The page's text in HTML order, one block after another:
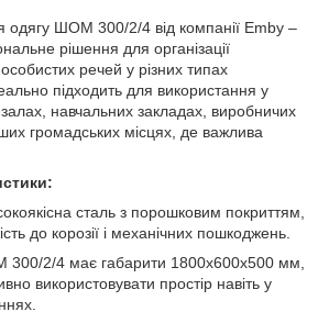
ШОМ 300/2/4 від компанії Emby –
рішення для організації
речей у різних типах
підходить для використання у
навчальних закладах, виробничих
громадських місцях, де важлива
сталь з порошковим покриттям,
до корозії і механічних пошкоджень.
2/4 має габарити 1800х600х500 мм,
використовувати простір навіть у